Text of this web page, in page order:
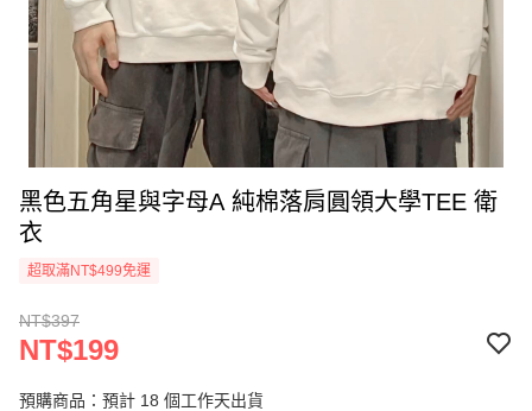
黑色五角星與字母A 純棉落肩圓領大學TEE 衛
衣
超取滿NT$499免運
NT$397
NT$199
預購商品：預計 18 個工作天出貨